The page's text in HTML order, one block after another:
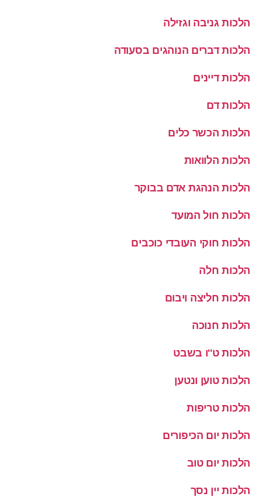
הלכות גניבה וגזילה
הלכות דברים הנוהגים בסעודה
הלכות דיינים
הלכות דם
הלכות הכשר כלים
הלכות הלוואות
הלכות הנהגת אדם בבוקר
הלכות חול המועד
הלכות חוקי העובדי כוכבים
הלכות חלה
הלכות חליצה ויבום
הלכות חנוכה
הלכות ט''ו בשבט
הלכות טוען ונטען
הלכות טריפות
הלכות יום הכיפורים
הלכות יום טוב
הלכות יין נסך